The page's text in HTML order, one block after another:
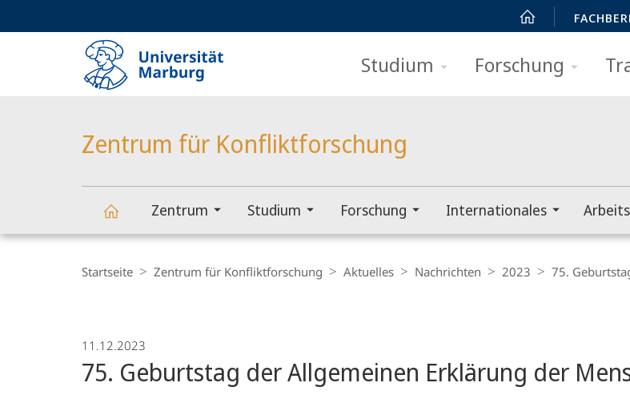
Studium Forschung
Zentrum für Konfliktforschung
Zentrum Studium Forschung Internationales
Navigation
Startseite Zentrum für Konfliktforschung Aktuelles Nachrichten 2023 75.
11.12.2023
75. Geburtstag der Allgemeinen Erklärung der